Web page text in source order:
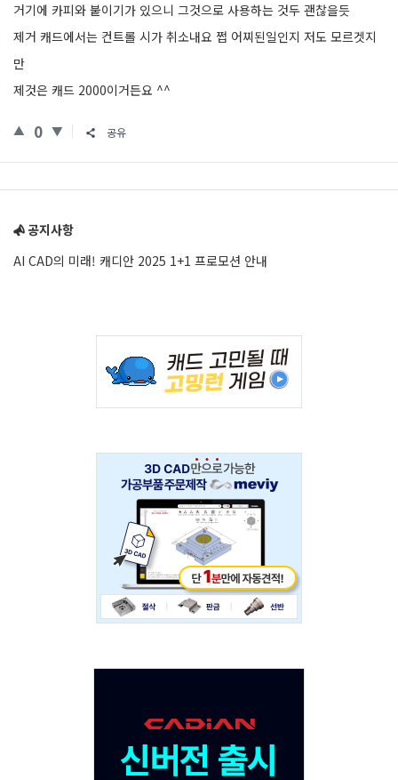
거기에 카피와 붙이기가 있으니 그것으로 사용하는 것두 괜찮을듯
제거 캐드에서는 컨트롤 시가 취소내요 쩝 어찌된일인지 저도 모르겟지
만
제것은 캐드 2000이거든요 ^^
0 공유
공지사항
AI CAD의 미래! 캐디안 2025 1+1 프로모션 안내